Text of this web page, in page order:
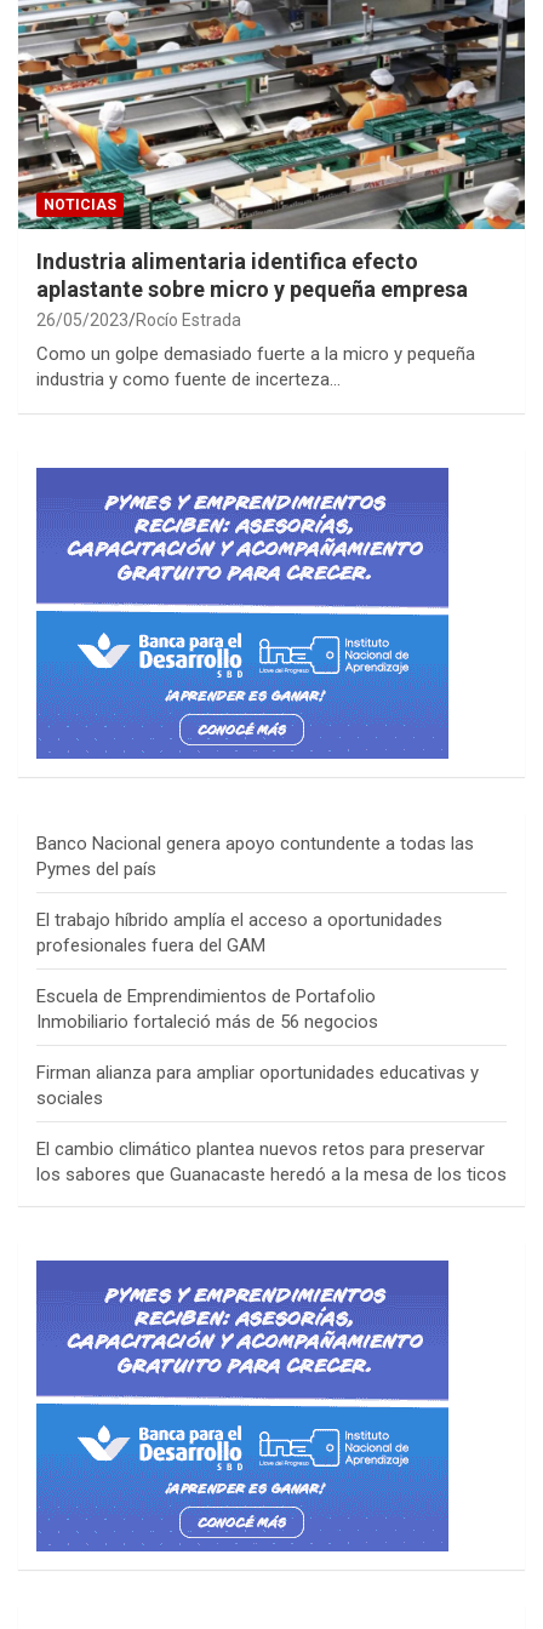
NOTICIAS
Industria alimentaria identifica efecto
aplastante sobre micro y pequeña empresa
26/05/2023 Rocío Estrada
Como un golpe demasiado fuerte a la micro y pequeña
industria y como fuente de incerteza…
Banco Nacional genera apoyo contundente a todas las
Pymes del país
El trabajo híbrido amplía el acceso a oportunidades
profesionales fuera del GAM
Escuela de Emprendimientos de Portafolio
Inmobiliario fortaleció más de 56 negocios
Firman alianza para ampliar oportunidades educativas y
sociales
El cambio climático plantea nuevos retos para preservar
los sabores que Guanacaste heredó a la mesa de los ticos